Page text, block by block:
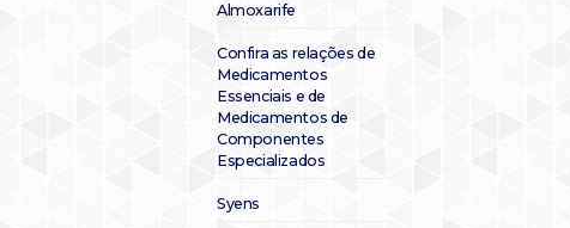
Almoxarife
Confira as relações de
Medicamentos
Essenciais e de
Medicamentos de
Componentes
Especializados
Syens